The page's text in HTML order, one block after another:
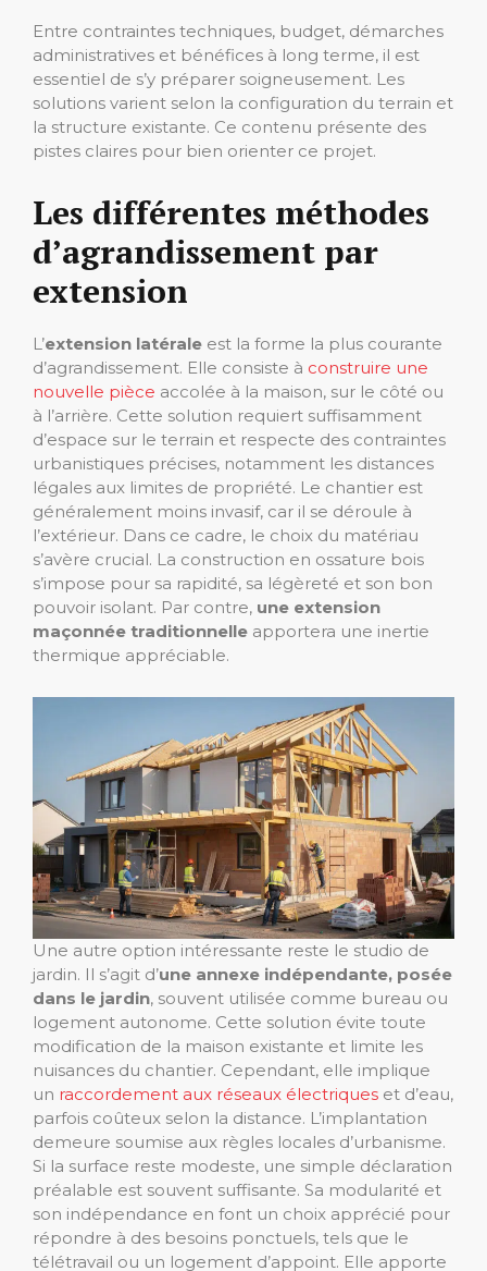
Entre contraintes techniques, budget, démarches
administratives et bénéfices à long terme, il est
essentiel de s’y préparer soigneusement. Les
solutions varient selon la configuration du terrain et
la structure existante. Ce contenu présente des
pistes claires pour bien orienter ce projet.
Les différentes méthodes
d’agrandissement par
extension
L’extension latérale est la forme la plus courante
d’agrandissement. Elle consiste à construire une
nouvelle pièce accolée à la maison, sur le côté ou
à l’arrière. Cette solution requiert suffisamment
d’espace sur le terrain et respecte des contraintes
urbanistiques précises, notamment les distances
légales aux limites de propriété. Le chantier est
généralement moins invasif, car il se déroule à
l’extérieur. Dans ce cadre, le choix du matériau
s’avère crucial. La construction en ossature bois
s’impose pour sa rapidité, sa légèreté et son bon
pouvoir isolant. Par contre, une extension
maçonnée traditionnelle apportera une inertie
thermique appréciable.
Une autre option intéressante reste le studio de
jardin. Il s’agit d’une annexe indépendante, posée
dans le jardin, souvent utilisée comme bureau ou
logement autonome. Cette solution évite toute
modification de la maison existante et limite les
nuisances du chantier. Cependant, elle implique
un raccordement aux réseaux électriques et d’eau,
parfois coûteux selon la distance. L’implantation
demeure soumise aux règles locales d’urbanisme.
Si la surface reste modeste, une simple déclaration
préalable est souvent suffisante. Sa modularité et
son indépendance en font un choix apprécié pour
répondre à des besoins ponctuels, tels que le
télétravail ou un logement d’appoint. Elle apporte